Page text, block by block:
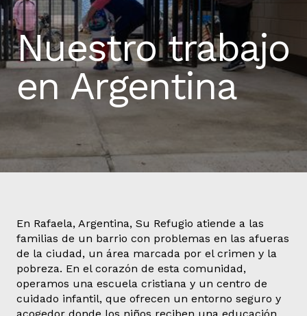
Nuestro trabajo
en Argentina
En Rafaela, Argentina, Su Refugio atiende a las
familias de un barrio con problemas en las afueras
de la ciudad, un área marcada por el crimen y la
pobreza. En el corazón de esta comunidad,
operamos una escuela cristiana y un centro de
cuidado infantil, que ofrecen un entorno seguro y